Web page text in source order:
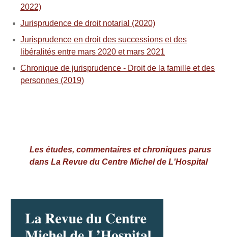
2022)
Jurisprudence de droit notarial (2020)
Jurisprudence en droit des successions et des
libéralités entre mars 2020 et mars 2021
Chronique de jurisprudence - Droit de la famille et des
personnes (2019)
Les études, commentaires et chroniques parus
dans La Revue du Centre Michel de L'Hospital